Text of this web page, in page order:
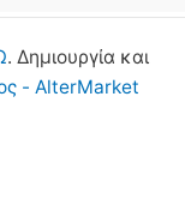
. Δημιουργία και
- AlterMarket